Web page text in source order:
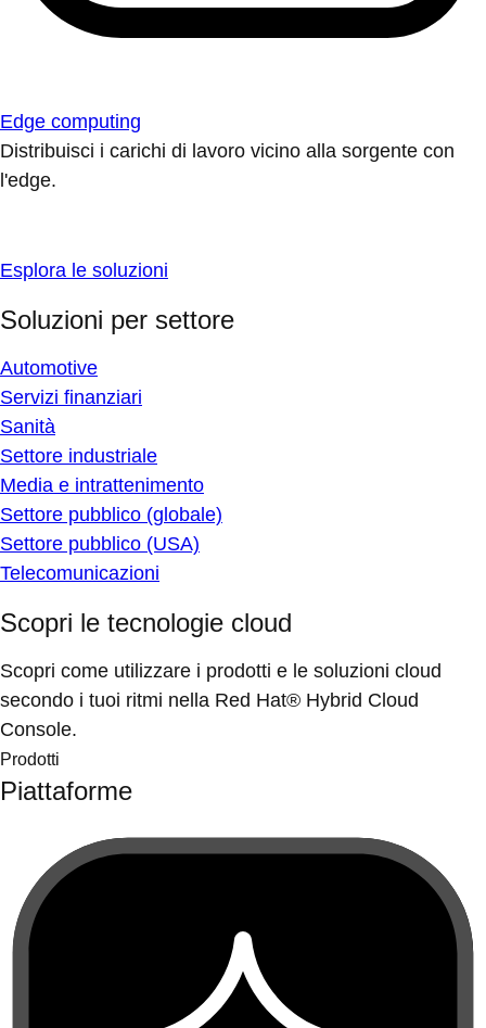
Edge computing
Distribuisci i carichi di lavoro vicino alla sorgente con
l'edge.
Esplora le soluzioni
Soluzioni per settore
Automotive
Servizi finanziari
Sanità
Settore industriale
Media e intrattenimento
Settore pubblico (globale)
Settore pubblico (USA)
Telecomunicazioni
Scopri le tecnologie cloud
Scopri come utilizzare i prodotti e le soluzioni cloud
secondo i tuoi ritmi nella Red Hat® Hybrid Cloud
Console.
Prodotti
Piattaforme